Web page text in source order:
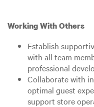
Working With Others
Establish
with all team
professional
Collaborate with
optimal guest
support store